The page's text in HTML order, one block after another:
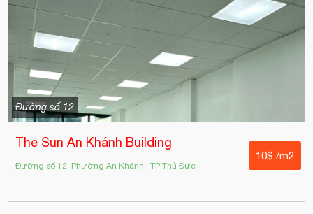
Đường số 12
The Sun An Khánh Building
Đường số 12, Phường An Khánh , TP Thủ Đức
10$ /m2